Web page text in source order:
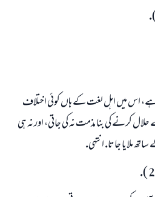
اس ميں اہل لغت كے ہاں كوئى اختلاف
كرنے كى بنا مذمت نہ كى جاتى، اور نہ ہى
ملايا جاتا. انتہى.